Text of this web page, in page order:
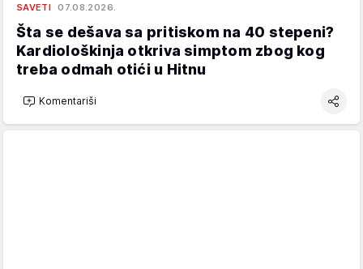
SAVETI 07.08.2026.
Šta se dešava sa pritiskom na 40 stepeni?
Kardiološkinja otkriva simptom zbog kog
treba odmah otići u Hitnu
Komentariši